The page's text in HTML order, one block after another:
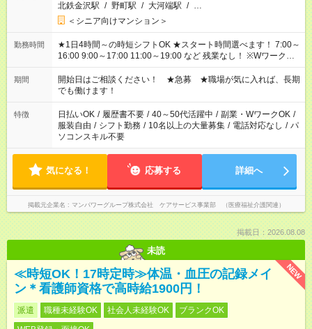
北鉄金沢駅 / 野町駅 / 大河端駅 / …
＜シニア向けマンション＞
勤務時間
★1日4時間～の時短シフトOK ★スタート時間選べます！ 7:00～
16:00 9:00～17:00 11:00～19:00 など 残業なし！ ※Wワークの
場合、他のお仕事と合わせ週40時間超の就業はご案内できませ
ん ※法令に基づき、週20時間以上勤務は社会保険への加入対象
となります ※労働者派遣法（日雇い派遣の原則禁止）により、
短時間・短期間の就業はご案内が難しい場合があります
期間
開始日はご相談ください！ ★急募 ★職場が気に入れば、長期
でも働けます！
特徴 日払いOK / 履歴書不要 / 40～50代活躍中 / 副業・WワークOK /
服装自由 / シフト勤務 / 10名以上の大量募集 / 電話対応なし / パ
ソコンスキル不要
気になる！ 応募する 詳細へ
掲載元企業名 マンパワーグループ株式会社 ケアサービス事業部 （医療福祉介護関連）
掲載日：2026.08.08
未読
NEW
≪時短OK！17時定時≫体温・血圧の記録メイ
ン＊看護師資格で高時給1900円！
派遣 職種未経験OK 社会人未経験OK
ブランクOK